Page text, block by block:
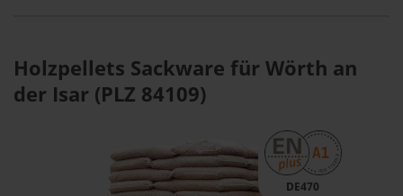
Holzpellets Sackware für Wörth an
der Isar (PLZ 84109)
DE470